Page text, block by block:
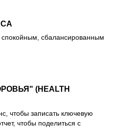
сбалансированным
(HEALTH
чтобы записать ключевую
чтобы поделиться с